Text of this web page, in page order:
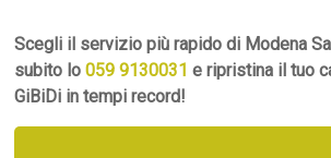
Scegli il servizio più rapido di Modena
subito lo 059 9130031 e ripristina il tuo
GiBiDi in tempi record!